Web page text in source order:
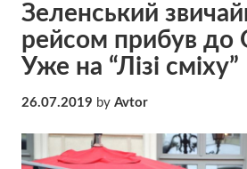
Зеленський
рейсом прибув до
Уже на “Лізі сміху”
26.07.2019 by Avtor